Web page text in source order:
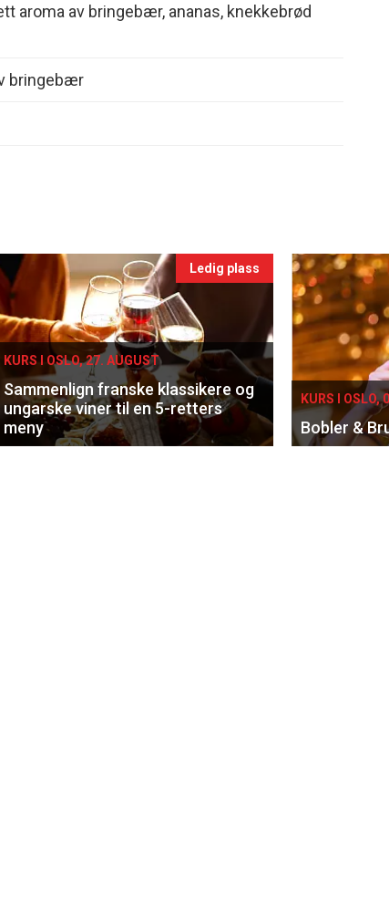
aroma av bringebær, ananas, knekkebrød
bringebær
Ledig plass
KURS I OSLO, 27. AUGUST
Sammenlign franske klassikere og
ungarske viner til en 5-retters
meny
KURS I OSLO,
Bobler &